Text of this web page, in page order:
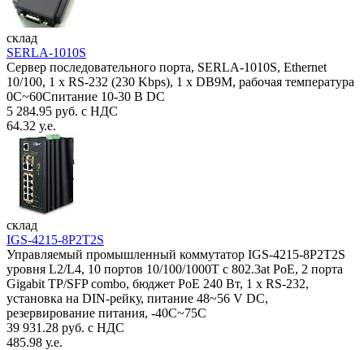
склад
SERLA-1010S
Сервер последовательного порта, SERLA-1010S, Ethernet
10/100, 1 x RS-232 (230 Kbps), 1 x DB9M, рабочая температура
0C~60Спитание 10-30 В DC
5 284.95 руб. с НДС
64.32 у.е.
склад
IGS-4215-8P2T2S
Управляемый промышленный коммутатор IGS-4215-8P2T2S
уровня L2/L4, 10 портов 10/100/1000T с 802.3at PoE, 2 порта
Gigabit TP/SFP combo, бюджет PoE 240 Вт, 1 x RS-232,
установка на DIN-рейку, питание 48~56 V DC,
резервирование питания, -40С~75C
39 931.28 руб. с НДС
485.98 у.е.